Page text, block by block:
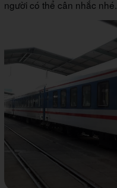
người có thể cân nhắc nhé.